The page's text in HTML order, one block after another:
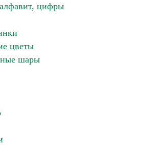
цифры
цветы
шары